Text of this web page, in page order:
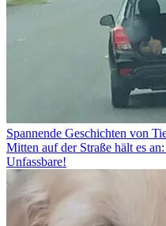
Spannende Geschichten von
Mitten auf der Straße hält es
Unfassbare!